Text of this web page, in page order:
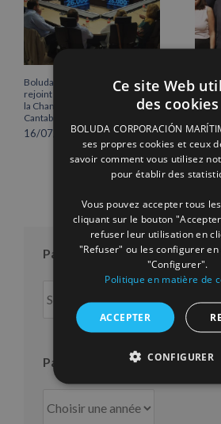
Boluda Corporación Marítima
rejoint l’Assemblée plénière de
la Chambre de commerce de
Cantabrie
16/07/2026
par
de
12/
Par mois
mois
Par an
Ce site Web
des cookies
BOLUDA CORPORACIÓN
ses propres cookies et ceux
savoir comment vous utilisez
pour établir des
Vous pouvez accepter tous
cliquant sur le bouton
refuser leur utilisation en
"Refuser" ou les configurer
"Configurer".
Politique en matière de
ACCEPTER
CONFIGURER